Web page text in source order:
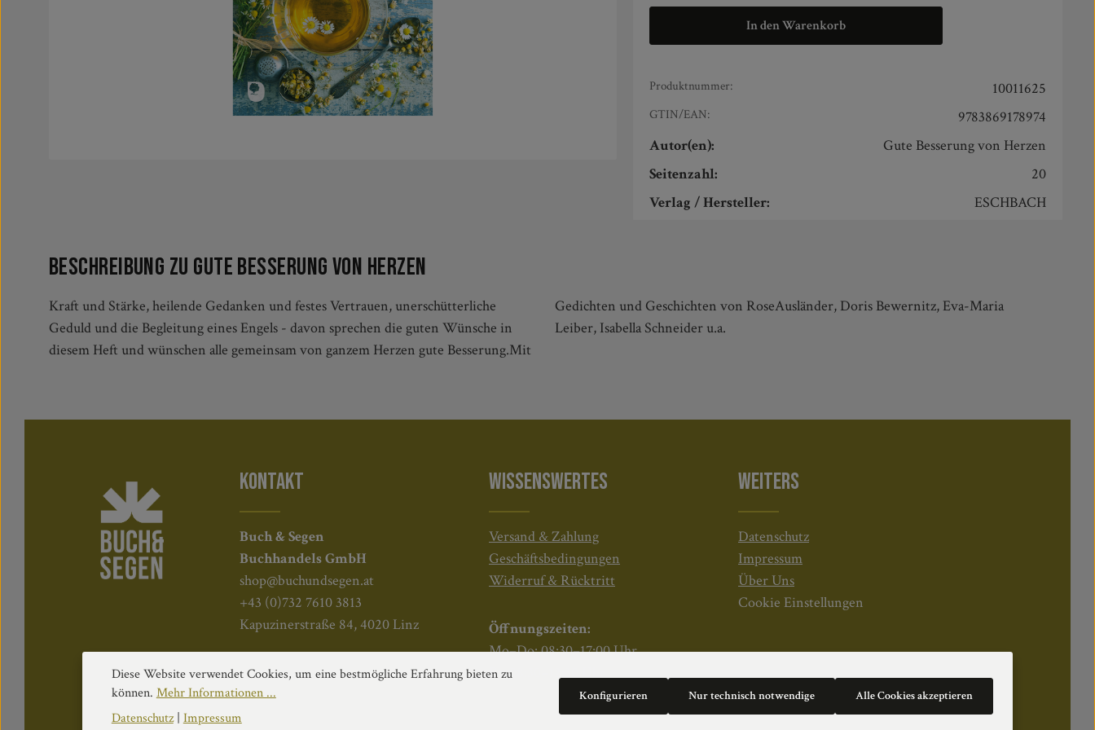
In den Warenkorb
Produktnummer: 10011625
GTIN/EAN:
9783869178974
Autor(en):
Gute Besserung von Herzen
Seitenzahl:
20
Verlag / Hersteller:
ESCHBACH
Beschreibung zu Gute Besserung von Herzen
Kraft und Stärke, heilende Gedanken und festes Vertrauen, unerschütterliche
Geduld und die Begleitung eines Engels - davon sprechen die guten Wünsche in
diesem Heft und wünschen alle gemeinsam von ganzem Herzen gute Besserung.Mit
Gedichten und Geschichten von RoseAusländer, Doris Bewernitz, Eva-Maria
Leiber, Isabella Schneider u.a.
KONTAKT
Buch & Segen
Buchhandels GmbH
shop@buchundsegen.at
+43 (0)732 7610 3813
Kapuzinerstraße 84, 4020 Linz
WISSENSWERTES
Versand & Zahlung
Geschäftsbedingungen
Widerruf & Rücktritt
Öffnungszeiten:
Mo–Do: 08:30–17:00 Uhr
Fr: 08:30–12:30 Uhr
WEITERS
Datenschutz
Impressum
Über Uns
Cookie Einstellungen
Diese Website verwendet Cookies, um eine bestmögliche Erfahrung bieten zu
können. Mehr Informationen ...
Datenschutz| Impressum
Nur technisch notwendige
Konfigurieren Alle Cookies akzeptieren